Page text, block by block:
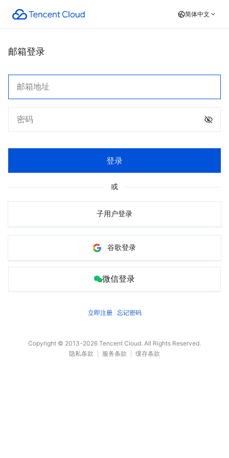
简体中文
邮箱登录
登录
或
子用户登录
谷歌登录
微信登录
立即注册 忘记密码
Copyright © 2013-2026 Tencent Cloud. All Rights Reserved.
隐私条款
服务条款 缓存条款